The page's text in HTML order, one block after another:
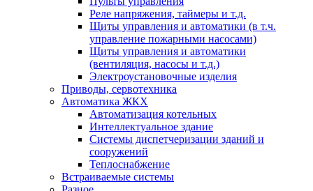
Реле напряжения, таймеры и т.д.
Щиты управления и автоматики (в т.ч.
управление пожарными насосами)
Щиты управления и автоматики
(вентиляция, насосы и т.д.)
Электроустановочные изделия
Приводы, сервотехника
Автоматика ЖКХ
Автоматизация котельных
Интеллектуальное здание
Системы диспетчеризации зданий и
сооружений
Теплоснабжение
Встраиваемые системы